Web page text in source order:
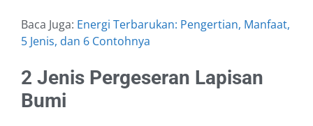
Baca Juga: Energi Terbarukan: Pengertian, Manfaat,
5 Jenis, dan 6 Contohnya
2 Jenis Pergeseran Lapisan
Bumi